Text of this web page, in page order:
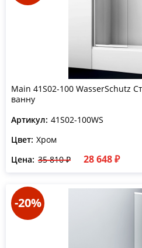
Main 41S02-100 WasserSchutz
ванну
Артикул: 41S02-100WS
Цвет: Хром
Цена: 35 810 ₽ 28 648 ₽
-20%